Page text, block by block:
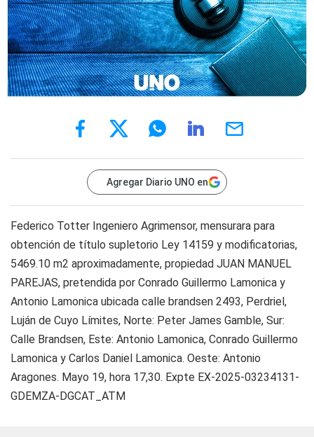
Agregar Diario UNO en
Federico Totter Ingeniero Agrimensor, mensurara para
obtención de título supletorio Ley 14159 y modificatorias,
5469.10 m2 aproximadamente, propiedad JUAN MANUEL
PAREJAS, pretendida por Conrado Guillermo Lamonica y
Antonio Lamonica ubicada calle brandsen 2493, Perdriel,
Luján de Cuyo Límites, Norte: Peter James Gamble, Sur:
Calle Brandsen, Este: Antonio Lamonica, Conrado Guillermo
Lamonica y Carlos Daniel Lamonica. Oeste: Antonio
Aragones. Mayo 19, hora 17,30. Expte EX-2025-03234131-
GDEMZA-DGCAT_ATM